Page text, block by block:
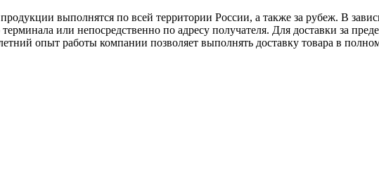
выполнятся по всей территории России, а также за рубеж. В
или непосредственно по адресу получателя. Для доставки за
опыт работы компании позволяет выполнять доставку товара в